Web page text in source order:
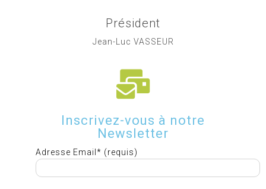
Président
Jean-Luc VASSEUR
Inscrivez-vous à notre
Newsletter
Adresse Email* (requis)